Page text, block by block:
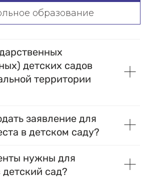
образование
детских садов
территории
заявление для
в детском саду?
нужны для
сад?